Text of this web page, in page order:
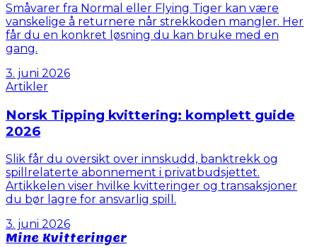
Småvarer fra Normal eller Flying Tiger kan være
vanskelige å returnere når strekkoden mangler. Her
får du en konkret løsning du kan bruke med en
gang.
3. juni 2026
Artikler
Norsk Tipping kvittering: komplett guide
2026
Slik får du oversikt over innskudd, banktrekk og
spillrelaterte abonnement i privatbudsjettet.
Artikkelen viser hvilke kvitteringer og transaksjoner
du bør lagre for ansvarlig spill.
3. juni 2026
Mine Kvitteringer